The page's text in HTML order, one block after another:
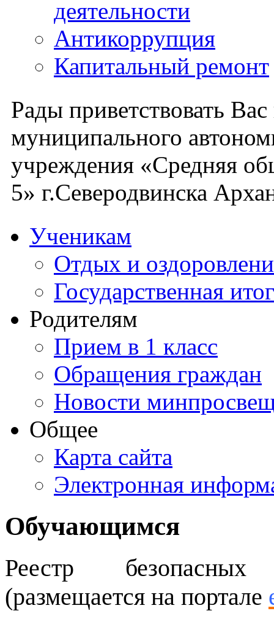
деятельности
Антикоррупция
Капитальный ремонт
Рады приветствовать
муниципального
учреждения «Средняя
5» г.Северодвинска
Ученикам
Отдых и
Государственная
Родителям
Прием в 1 класс
Обращения граждан
Новости
Общее
Карта сайта
Электронная
Обучающимся
Реестр безопасных
(размещается на портале